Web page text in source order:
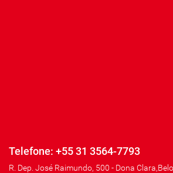
Telefone: +55 31 3564-7793
R. Dep. José Raimundo, 500 - Dona